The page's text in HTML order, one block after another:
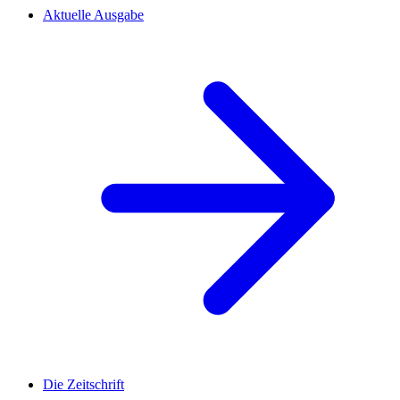
Aktuelle Ausgabe
Die Zeitschrift